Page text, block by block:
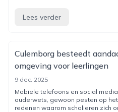
Lees verder
Culemborg besteedt
omgeving voor leerlingen
9 dec. 2025
Mobiele telefoons en social
ouderwets, gewoon pesten op
redenen waarom scholieren zich